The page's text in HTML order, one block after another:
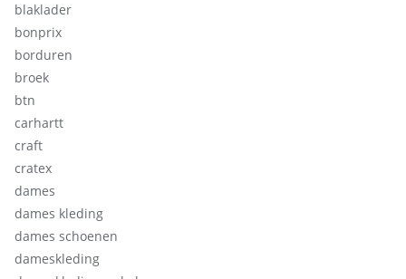
blaklader
bonprix
borduren
broek
btn
carhartt
craft
cratex
dames
dames kleding
dames schoenen
dameskleding